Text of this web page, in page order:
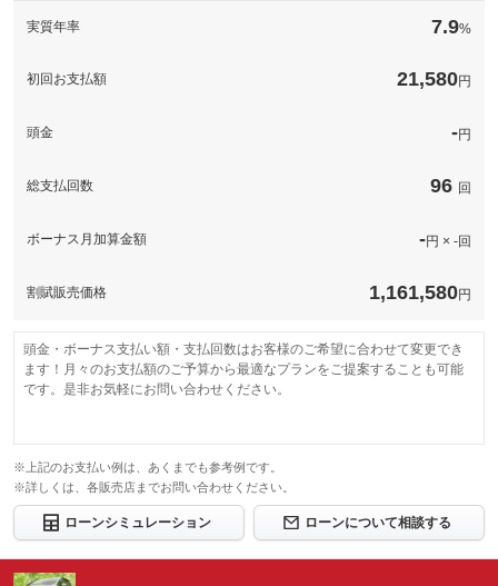
備考
このパックの見積もり依頼（無料）
望の機種がある場合、追加費用がかかります。ご了承ください。
実質年率 7.9%
初回お支払額 21,580円
頭金 -円
総支払回数 96 回
ボーナス月加算金額 -円 × -回
割賦販売価格 1,161,580円
頭金・ボーナス支払い額・支払回数はお客様のご希望に合わせて変更でき
ます！月々のお支払額のご予算から最適なプランをご提案することも可能
です。是非お気軽にお問い合わせください。
※上記のお支払い例は、あくまでも参考例です。
※詳しくは、各販売店までお問い合わせください。
ローンシミュレーション ローンについて相談する